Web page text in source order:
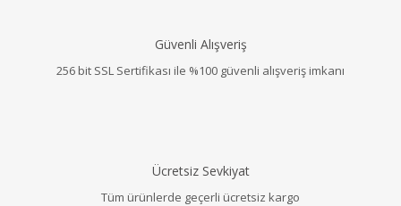
Güvenli Alışveriş
256 bit SSL Sertifikası ile %100 güvenli alışveriş imkanı
Ücretsiz Sevkiyat
Tüm ürünlerde geçerli ücretsiz kargo